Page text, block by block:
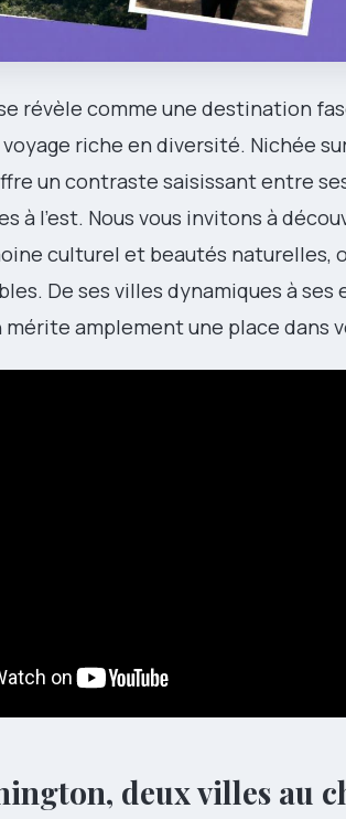
révèle comme une destination
riche en diversité. Nichée
un contraste saisissant entre
à l’est. Nous vous invitons à
culturel et beautés naturelles,
De ses villes dynamiques à
amplement une place dans
deux villes au